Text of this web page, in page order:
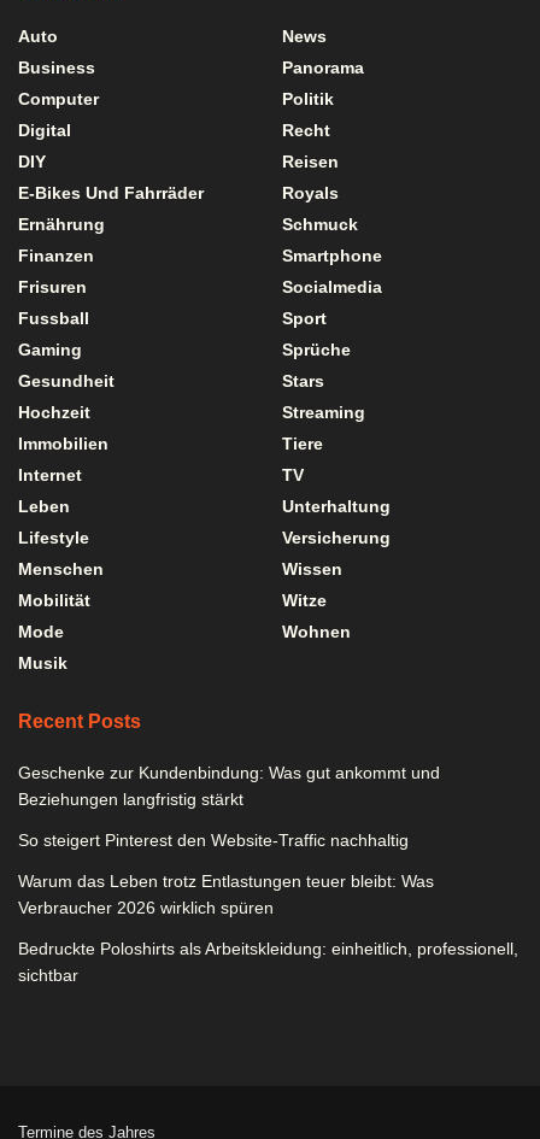
Auto
Business
Computer
Digital
DIY
E-Bikes Und Fahrräder
Ernährung
Finanzen
Frisuren
Fussball
Gaming
Gesundheit
Hochzeit
Immobilien
Internet
Leben
Lifestyle
Menschen
Mobilität
Mode
Musik
News
Panorama
Politik
Recht
Reisen
Royals
Schmuck
Smartphone
Socialmedia
Sport
Sprüche
Stars
Streaming
Tiere
TV
Unterhaltung
Versicherung
Wissen
Witze
Wohnen
Recent Posts
Geschenke zur Kundenbindung: Was gut ankommt und
Beziehungen langfristig stärkt
So steigert Pinterest den Website-Traffic nachhaltig
Warum das Leben trotz Entlastungen teuer bleibt: Was
Verbraucher 2026 wirklich spüren
Bedruckte Poloshirts als Arbeitskleidung: einheitlich, professionell,
sichtbar
Termine des Jahres